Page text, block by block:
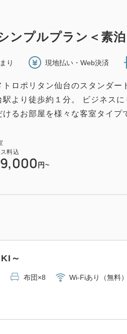
ンプルプラン＜素泊
り 現地払い・Web決済
トロポリタン仙台のスタンダー
駅より徒歩約１分。 ビジネス
けるお部屋を様々な客室タイプ
料込
円~
～
布団×8 Wi-Fiあり（無料）